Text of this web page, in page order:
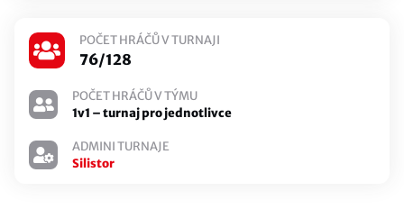
POČET HRÁČŮ V TURNAJI
76/128
POČET HRÁČŮ V TÝMU
1v1 – turnaj pro jednotlivce
ADMINI TURNAJE
Silistor